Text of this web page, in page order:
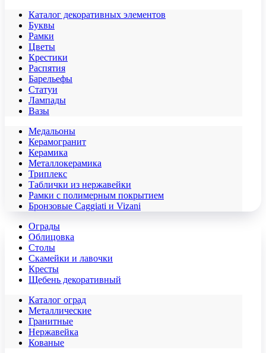
Каталог декоративных элементов
Буквы
Рамки
Цветы
Крестики
Распятия
Барельефы
Статуи
Лампады
Вазы
Медальоны
Керамогранит
Керамика
Металлокерамика
Триплекс
Таблички из нержавейки
Рамки с полимерным покрытием
Бронзовые Caggiati и Vizani
Ограды
Облицовка
Столы
Скамейки и лавочки
Кресты
Щебень декоративный
Каталог оград
Металлические
Гранитные
Нержавейка
Кованые